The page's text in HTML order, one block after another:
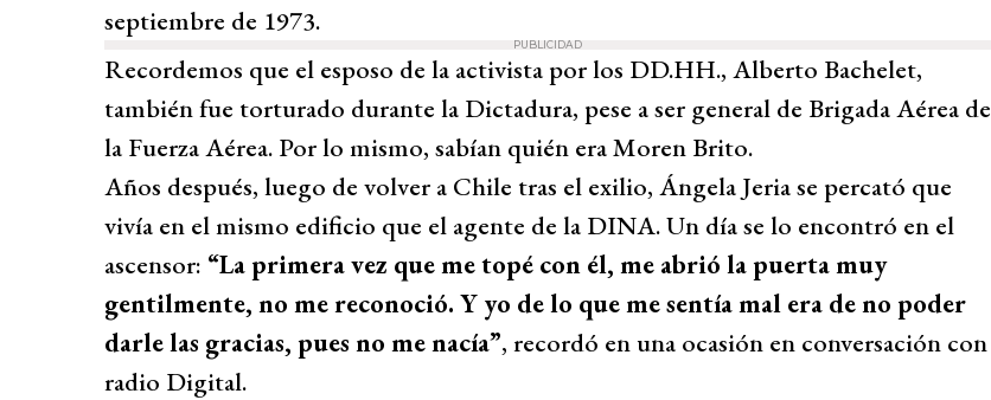
septiembre de 1973.
PUBLICIDAD
Recordemos que el esposo de la activista por los DD.HH., Alberto Bachelet,
también fue torturado durante la Dictadura, pese a ser general de Brigada Aérea de
la Fuerza Aérea. Por lo mismo, sabían quién era Moren Brito.
Años después, luego de volver a Chile tras el exilio, Ángela Jeria se percató que
vivía en el mismo edificio que el agente de la DINA. Un día se lo encontró en el
ascensor: “La primera vez que me topé con él, me abrió la puerta muy
gentilmente, no me reconoció. Y yo de lo que me sentía mal era de no poder
darle las gracias, pues no me nacía”, recordó en una ocasión en conversación con
radio Digital.